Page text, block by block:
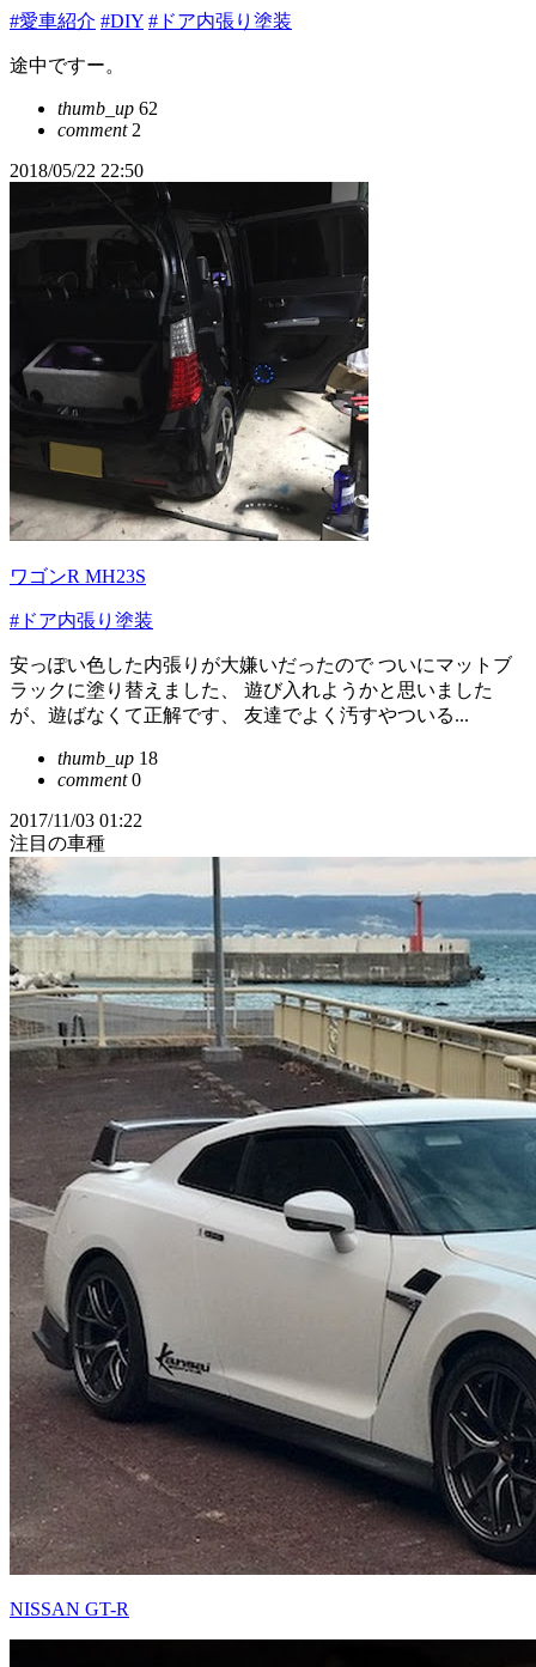
#愛車紹介 #DIY #ドア内張り塗装
途中ですー。
thumb_up 62
comment2
2018/05/22 22:50
ワゴンR MH23S
#ドア内張り塗装
安っぽい色した内張りが大嫌いだったので ついにマットブ
ラックに塗り替えました、 遊び入れようかと思いました
が、遊ばなくて正解です、 友達でよく汚すやついる...
thumb_up 18
comment0
2017/11/03 01:22
注目の車種
NISSAN GT-R